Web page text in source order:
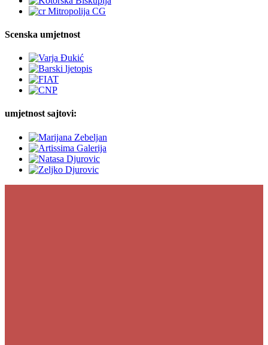
Scenska umjetnost
umjetnost sajtovi: